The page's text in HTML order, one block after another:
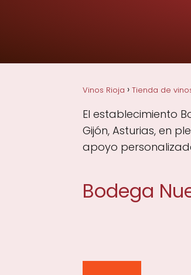
Vinos Rioja Tienda de
El establecimiento
Gijón, Asturias, en
apoyo
Bodega